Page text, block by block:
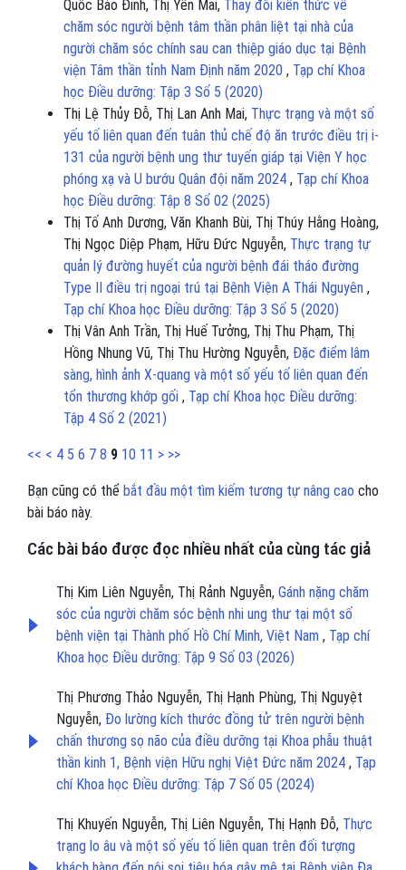
Quốc Bảo Đinh, Thị Yến Mai, Thay đổi kiến thức về
chăm sóc người bệnh tâm thần phân liệt tại nhà của
người chăm sóc chính sau can thiệp giáo dục tại Bệnh
viện Tâm thần tỉnh Nam Định năm 2020 , Tạp chí Khoa
học Điều dưỡng: Tập 3 Số 5 (2020)
Thị Lệ Thủy Đỗ, Thị Lan Anh Mai, Thực trạng và một số
yếu tố liên quan đến tuân thủ chế độ ăn trước điều trị i-
131 của người bệnh ung thư tuyến giáp tại Viện Y học
phóng xạ và U bướu Quân đội năm 2024 , Tạp chí Khoa
học Điều dưỡng: Tập 8 Số 02 (2025)
Thị Tố Anh Dương, Văn Khanh Bùi, Thị Thúy Hằng Hoàng,
Thị Ngọc Diệp Phạm, Hữu Đức Nguyễn, Thực trạng tự
quản lý đường huyết của người bệnh đái tháo đường
Type II điều trị ngoại trú tại Bệnh Viện A Thái Nguyên ,
Tạp chí Khoa học Điều dưỡng: Tập 3 Số 5 (2020)
Thị Vân Anh Trần, Thị Huế Tưởng, Thị Thu Phạm, Thị
Hồng Nhung Vũ, Thị Thu Hường Nguyễn, Đặc điểm lâm
sàng, hình ảnh X-quang và một số yếu tố liên quan đến
tổn thương khớp gối , Tạp chí Khoa học Điều dưỡng:
Tập 4 Số 2 (2021)
<< < 4 5 6 7 8 9 10 11 > >>
Bạn cũng có thể bắt đầu một tìm kiếm tương tự nâng cao cho
bài báo này.
Các bài báo được đọc nhiều nhất của cùng tác giả
Thị Kim Liên Nguyễn, Thị Rảnh Nguyễn, Gánh nặng chăm
sóc của người chăm sóc bệnh nhi ung thư tại một số
bệnh viện tại Thành phố Hồ Chí Minh, Việt Nam , Tạp chí
Khoa học Điều dưỡng: Tập 9 Số 03 (2026)
Thị Phương Thảo Nguyễn, Thị Hạnh Phùng, Thị Nguyệt
Nguyễn, Đo lường kích thước đồng tử trên người bệnh
chấn thương sọ não của điều dưỡng tại Khoa phẫu thuật
thần kinh 1, Bệnh viện Hữu nghị Việt Đức năm 2024 , Tạp
chí Khoa học Điều dưỡng: Tập 7 Số 05 (2024)
Thị Khuyến Nguyễn, Thị Liên Nguyễn, Thị Hạnh Đỗ, Thực
trạng lo âu và một số yếu tố liên quan trên đối tượng